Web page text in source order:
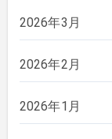
2026年3月
2026年2月
2026年1月